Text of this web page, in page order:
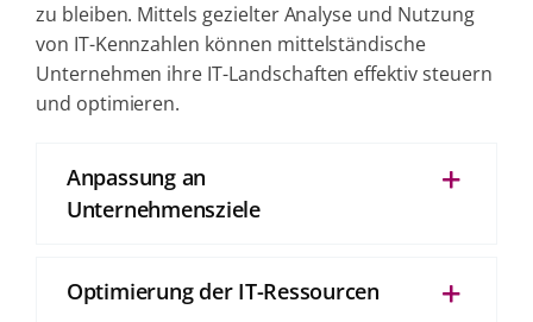
zu bleiben. Mittels gezielter Analyse und Nutzung
von IT-Kennzahlen können mittelständische
Unternehmen ihre IT-Landschaften effektiv steuern
und optimieren.
Anpassung an
Unternehmensziele
Optimierung der IT-Ressourcen